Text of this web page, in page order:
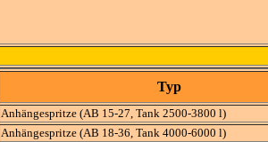
Typ
Anhängespritze (AB 15-27, Tank 2500-3800 l)
Anhängespritze (AB 18-36, Tank 4000-6000 l)